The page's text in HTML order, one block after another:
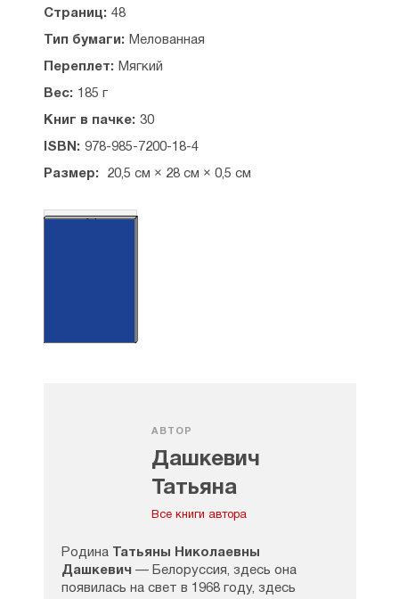
Дрозды
Собачья туфелька
В бассейне
Дядя Гусарик
Кот-падишах
Славная собачка и котик славный
Найденыш
Фото в журнале
Обед по очереди
На трех котах
Страниц: 48
Тип бумаги: Мелованная
Переплет: Мягкий
Вес: 185 г
Книг в пачке: 30
ISBN: 978-985-7200-18-4
Размер: 20,5 см × 28 см × 0,5 см
АВТОР
Дашкевич
Татьяна
Николаевна
Все книги автора
Родина
Татьяны Николаевны
Дашкевич — Белоруссия, здесь она
появилась на свет в 1968 году, здесь